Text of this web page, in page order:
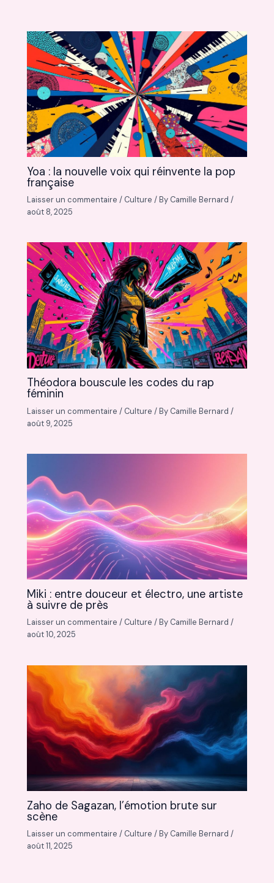
Yoa : la nouvelle voix qui réinvente la pop
française
Laisser un commentaire / Culture / By Camille Bernard/
août 8, 2025
Théodora bouscule les codes du rap
féminin
Laisser un commentaire / Culture / By Camille Bernard/
août 9, 2025
Miki : entre douceur et électro, une artiste
à suivre de près
Laisser un commentaire / Culture / By Camille Bernard/
août 10, 2025
Zaho de Sagazan, l’émotion brute sur
scène
Laisser un commentaire / Culture / By Camille Bernard/
août 11, 2025